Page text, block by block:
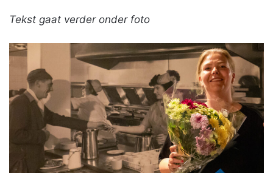
Tekst gaat verder onder foto